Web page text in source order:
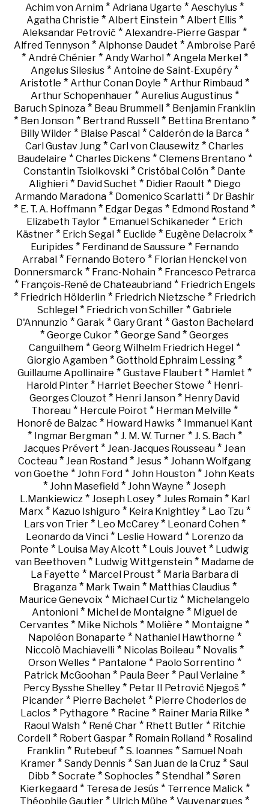
Achim von Arnim * Adriana Ugarte * Aeschylus *
Agatha Christie * Albert Einstein* Albert Ellis*
Aleksandar Petrović * Alexandre-Pierre Gaspar *
Alfred Tennyson* Alphonse Daudet * Ambroise Paré
* André Chénier* Andy Warhol * Angela Merkel *
Angelus Silesius * Antoine de Saint-Exupéry *
Aristotle * Arthur Conan Doyle * Arthur Rimbaud *
Arthur Schopenhauer* Aurelius Augustinus*
Baruch Spinoza * Beau Brummell * Benjamin Franklin
* Ben Jonson* Bertrand Russell * Bettina Brentano *
Billy Wilder* Blaise Pascal* Calderón de la Barca*
Carl Gustav Jung * Carl von Clausewitz * Charles
Baudelaire * Charles Dickens* Clemens Brentano *
Constantin Tsiolkovski * Cristóbal Colón * Dante
Alighieri* David Suchet * Didier Raoult * Diego
Armando Maradona* Domenico Scarlatti* Dr Bashir
* E. T. A. Hoffmann * Edgar Degas * Edmond Rostand *
Elizabeth Taylor * Emanuel Schikaneder * Erich
Kästner * Erich Segal * Euclide * Eugène Delacroix *
Euripides* Ferdinand de Saussure * Fernando
Arrabal * Fernando Botero * Florian Henckel von
Donnersmarck * Franc-Nohain* Francesco Petrarca
* François-René de Chateaubriand* Friedrich Engels
* Friedrich Hölderlin* Friedrich Nietzsche * Friedrich
Schlegel * Friedrich von Schiller * Gabriele
D'Annunzio * Garak * Gary Grant * Gaston Bachelard
* George Cukor * George Sand * Georges
Canguilhem * Georg Wilhelm Friedrich Hegel *
Giorgio Agamben * Gotthold Ephraim Lessing *
Guillaume Apollinaire * Gustave Flaubert * Hamlet *
Harold Pinter* Harriet Beecher Stowe * Henri-
Georges Clouzot * Henri Janson * Henry David
Thoreau * Hercule Poirot * Herman Melville *
Honoré de Balzac * Howard Hawks* Immanuel Kant
* Ingmar Bergman* J. M. W. Turner* J. S. Bach*
Jacques Prévert * Jean-Jacques Rousseau * Jean
Cocteau * Jean Rostand * Jesus * Johann Wolfgang
von Goethe * John Ford * John Houston * John Keats
* John Masefield * John Wayne * Joseph
L.Mankiewicz* Joseph Losey* Jules Romain* Karl
Marx * Kazuo Ishiguro * Keira Knightley* Lao Tzu*
Lars von Trier* Leo McCarey* Leonard Cohen*
Leonardo da Vinci * Leslie Howard * Lorenzo da
Ponte * Louisa May Alcott * Louis Jouvet * Ludwig
van Beethoven * Ludwig Wittgenstein * Madame de
La Fayette * Marcel Proust * Maria Barbara di
Braganza* Mark Twain* Matthias Claudius*
Maurice Genevoix * Michael Curtiz * Michelangelo
Antonioni* Michel de Montaigne * Miguel de
Cervantes * Mike Nichols * Molière * Montaigne *
Napoléon Bonaparte * Nathaniel Hawthorne *
Niccolò Machiavelli * Nicolas Boileau * Novalis *
Orson Welles* Pantalone * Paolo Sorrentino *
Patrick McGoohan * Paula Beer * Paul Verlaine *
Percy Bysshe Shelley * Petar II Petrović Njegoš *
Picander * Pierre Bachelet * Pierre Choderlos de
Laclos* Pythagore * Racine * Rainer Maria Rilke *
Raoul Walsh* René Char* Rhett Butler* Ritchie
Cordell * Robert Gaspar* Romain Rolland* Rosalind
Franklin* Rutebeuf* S. Ioannes* Samuel Noah
Kramer * Sandy Dennis * San Juan de la Cruz * Saul
Dibb * Socrate * Sophocles * Stendhal * Søren
Kierkegaard* Teresa de Jesús* Terrence Malick *
Théophile Gautier * Ulrich Mühe * Vauvenargues *